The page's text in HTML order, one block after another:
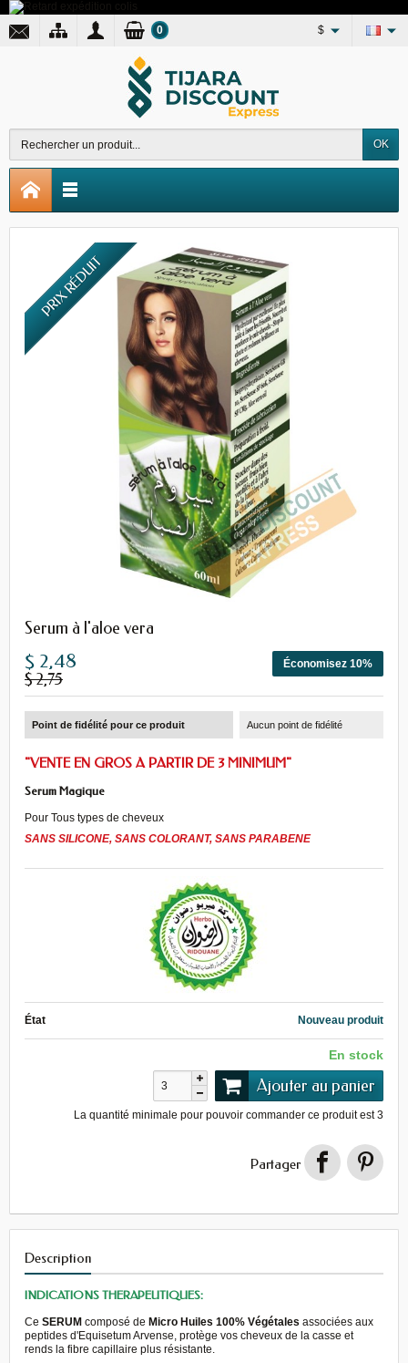
$
OK
0
PRIX RÉDUIT
Serum à l'aloe vera
Économisez 10%
$ 2,48
$ 2,75
Point de fidélité pour ce produit Aucun point de fidélité
"VENTE EN GROS A PARTIR DE 3 MINIMUM"
Serum Magique
Pour Tous types de cheveux
SANS SILICONE, SANS COLORANT, SANS PARABENE
État Nouveau produit
En stock
Ajouter au panier
La quantité minimale pour pouvoir commander ce produit est3
Partager
Description
INDICATIONS THERAPEUTIQUES:
Ce SERUM composé de Micro Huiles 100% Végétales associées aux
peptides d'Equisetum Arvense, protège vos cheveux de la casse et
rends la fibre capillaire plus résistante.